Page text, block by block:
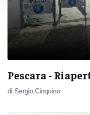
Pescara -
di Sergio Cinquino